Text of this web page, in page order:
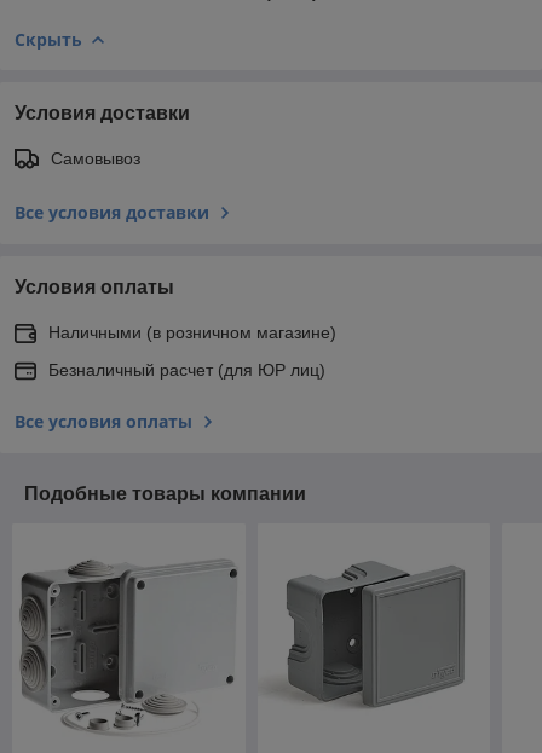
Скрыть
Условия доставки
Самовывоз
Все условия доставки
Условия оплаты
Наличными (в розничном магазине)
Безналичный расчет (для ЮР лиц)
Все условия оплаты
Подобные товары компании